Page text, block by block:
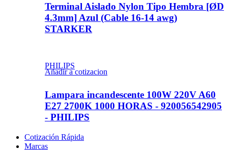
Terminal Aislado Nylon Tipo Hembra [ØD
4.3mm] Azul (Cable 16-14 awg)
STARKER
PHILIPS
Añadir a cotizacion
Lampara incandescente 100W 220V A60
E27 2700K 1000 HORAS - 920056542905
- PHILIPS
Cotización Rápida
Marcas